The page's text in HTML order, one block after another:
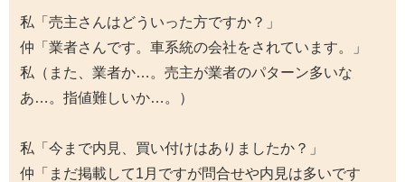
私「売主さんはどういった方ですか？」
仲「業者さんです。車系統の会社をされています。」
私（また、業者か…。売主が業者のパターン多いな
あ…。指値難しいか…。）
私「今まで内見、買い付けはありましたか？」
仲「まだ掲載して1月ですが問合せや内見は多いです